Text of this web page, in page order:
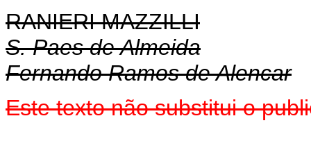
RANIERI MAZZILLI
S. Paes de Almeida
Fernando Ramos de Alencar
Este texto não substitui o